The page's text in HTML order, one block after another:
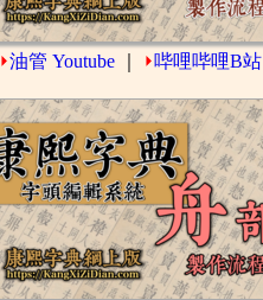
⏵油管 Youtube ⏵哔哩哔哩B站